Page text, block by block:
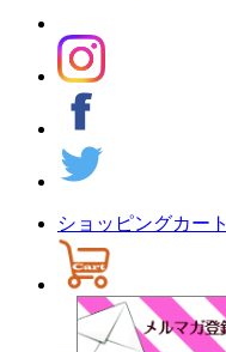
ショッピングカート